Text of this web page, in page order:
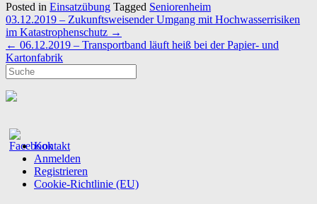
Posted in Einsatzübung Tagged Seniorenheim
Post
navigation
03.12.2019 – Zukunftsweisender Umgang mit Hochwasserrisiken
im Katastrophenschutz →
← 06.12.2019 – Transportband läuft heiß bei der Papier- und
Kartonfabrik
Kontakt
Anmelden
Registrieren
Cookie-Richtlinie (EU)